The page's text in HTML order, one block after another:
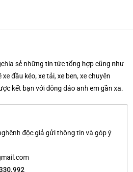
sẻ những tin tức tổng hợp cũng như
đầu kéo, xe tải, xe ben, xe chuyên
kết bạn với đông đảo anh em gần xa.
độc giả gửi thông tin và góp ý